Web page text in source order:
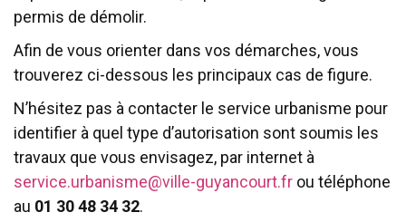
permis de démolir.
Afin de vous orienter dans vos démarches, vous
trouverez ci-dessous les principaux cas de figure.
N’hésitez pas à contacter le service urbanisme pour
identifier à quel type d’autorisation sont soumis les
travaux que vous envisagez, par internet à
service.urbanisme@ville-guyancourt.fr ou téléphone
au 01 30 48 34 32.